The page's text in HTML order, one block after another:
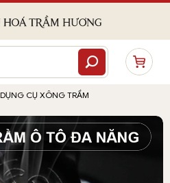
DỤNG CỤ XÔNG TRẦM